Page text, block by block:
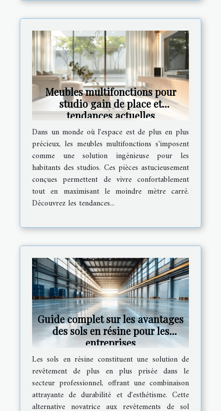
Meubles multifonctions pour
studio gain de place et
tendances actuelles
Dans un monde où l'espace est de plus en plus
précieux, les meubles multifonctions s'imposent
comme une solution ingénieuse pour les
habitants des studios. Ces pièces astucieusement
conçues permettent de vivre confortablement
tout en maximisant le moindre mètre carré.
Découvrez les tendances...
Guide complet sur les avantages
des sols en résine pour les
entreprises
Les sols en résine constituent une solution de
revêtement de plus en plus prisée dans le
secteur professionnel, offrant une combinaison
attrayante de durabilité et d'esthétisme. Cette
alternative novatrice aux revêtements de sol